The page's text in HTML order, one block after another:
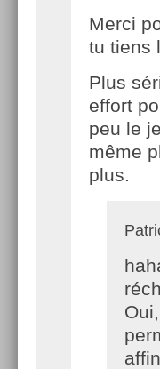
Merci
tu tiens
Plus
effort
peu le
même
plus.